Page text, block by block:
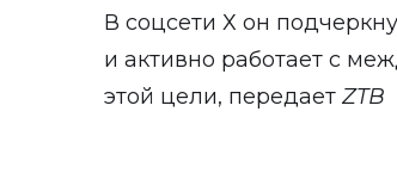
В соцсети Х он
и активно работает с
этой цели, передает ZTB